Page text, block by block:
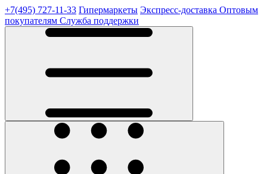
+7(495) 727-11-33 Гипермаркеты Экспресс-доставка Оптовым
покупателям Служба поддержки